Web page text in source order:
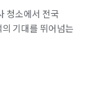
청소에서 전국
기대를 뛰어넘는